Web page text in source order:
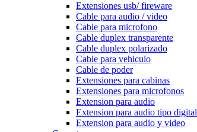
Extensiones usb/ fireware
Cable para audio / video
Cable para microfono
Cable duplex transparente
Cable duplex polarizado
Cable para vehiculo
Cable de poder
Extensiones para cabinas
Extensiones para microfonos
Extension para audio
Extension para audio tipo digital
Extension para audio y video